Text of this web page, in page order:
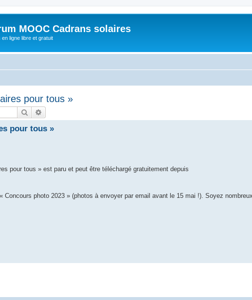
MOOC Cadrans solaires
en ligne libre et gratuit
pour tous »
Rechercher
pour tous »
pour tous » est paru et peut être téléchargé gratuitement depuis
Concours photo 2023 » (photos à envoyer par email avant le 15 mai !). Soyez